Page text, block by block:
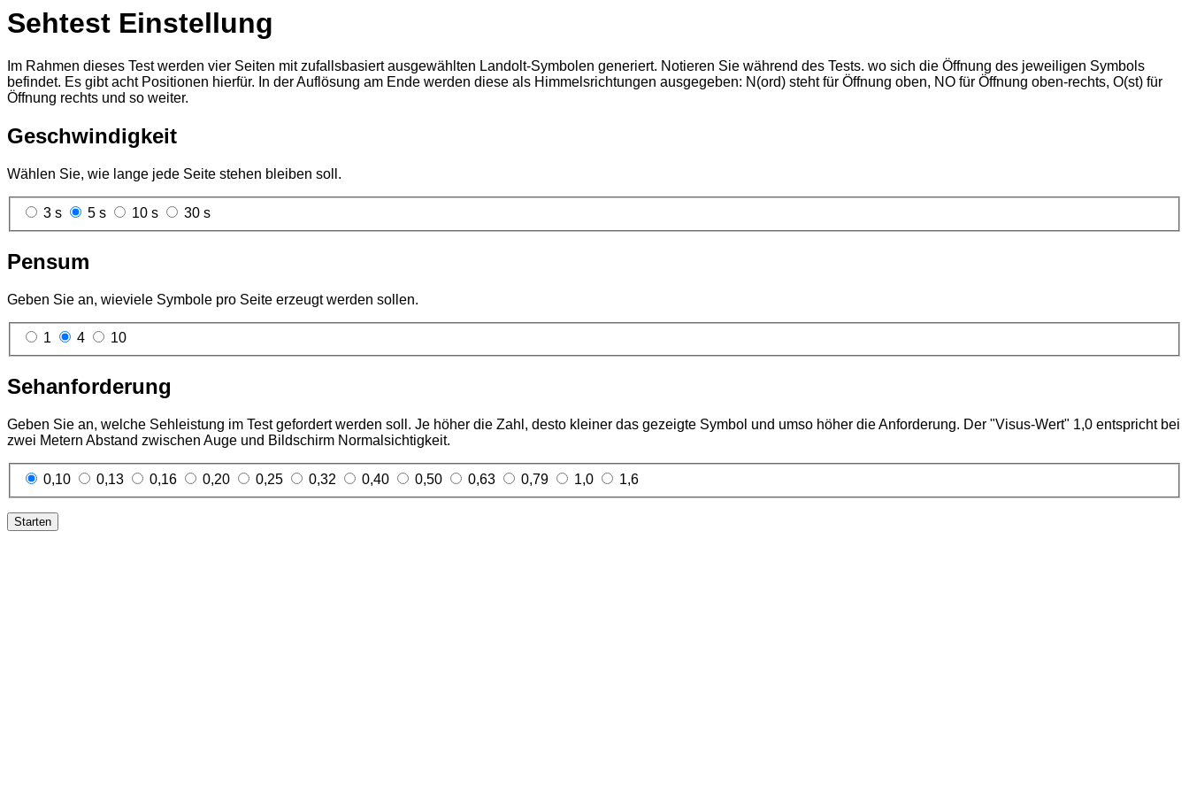
Sehtest Einstellung
Im Rahmen dieses Test werden vier Seiten mit zufallsbasiert ausgewählten Landolt-Symbolen generiert. Notieren Sie während des Tests. wo sich die Öffnung des jeweiligen Symbols
befindet. Es gibt acht Positionen hierfür. In der Auflösung am Ende werden diese als Himmelsrichtungen ausgegeben: N(ord) steht für Öffnung oben, NO für Öffnung oben-rechts, O(st) für
Öffnung rechts und so weiter.
Geschwindigkeit
Wählen Sie, wie lange jede Seite stehen bleiben soll.
3 s 5 s 10 s 30 s
Pensum
Geben Sie an, wieviele Symbole pro Seite erzeugt werden sollen.
1 4 10
Sehanforderung
Geben Sie an, welche Sehleistung im Test gefordert werden soll. Je höher die Zahl, desto kleiner das gezeigte Symbol und umso höher die Anforderung. Der "Visus-Wert" 1,0 entspricht bei
zwei Metern Abstand zwischen Auge und Bildschirm Normalsichtigkeit.
0,10 0,13 0,16 0,20 0,25 0,32 0,40 0,50 0,63 0,79 1,0 1,6
Starten